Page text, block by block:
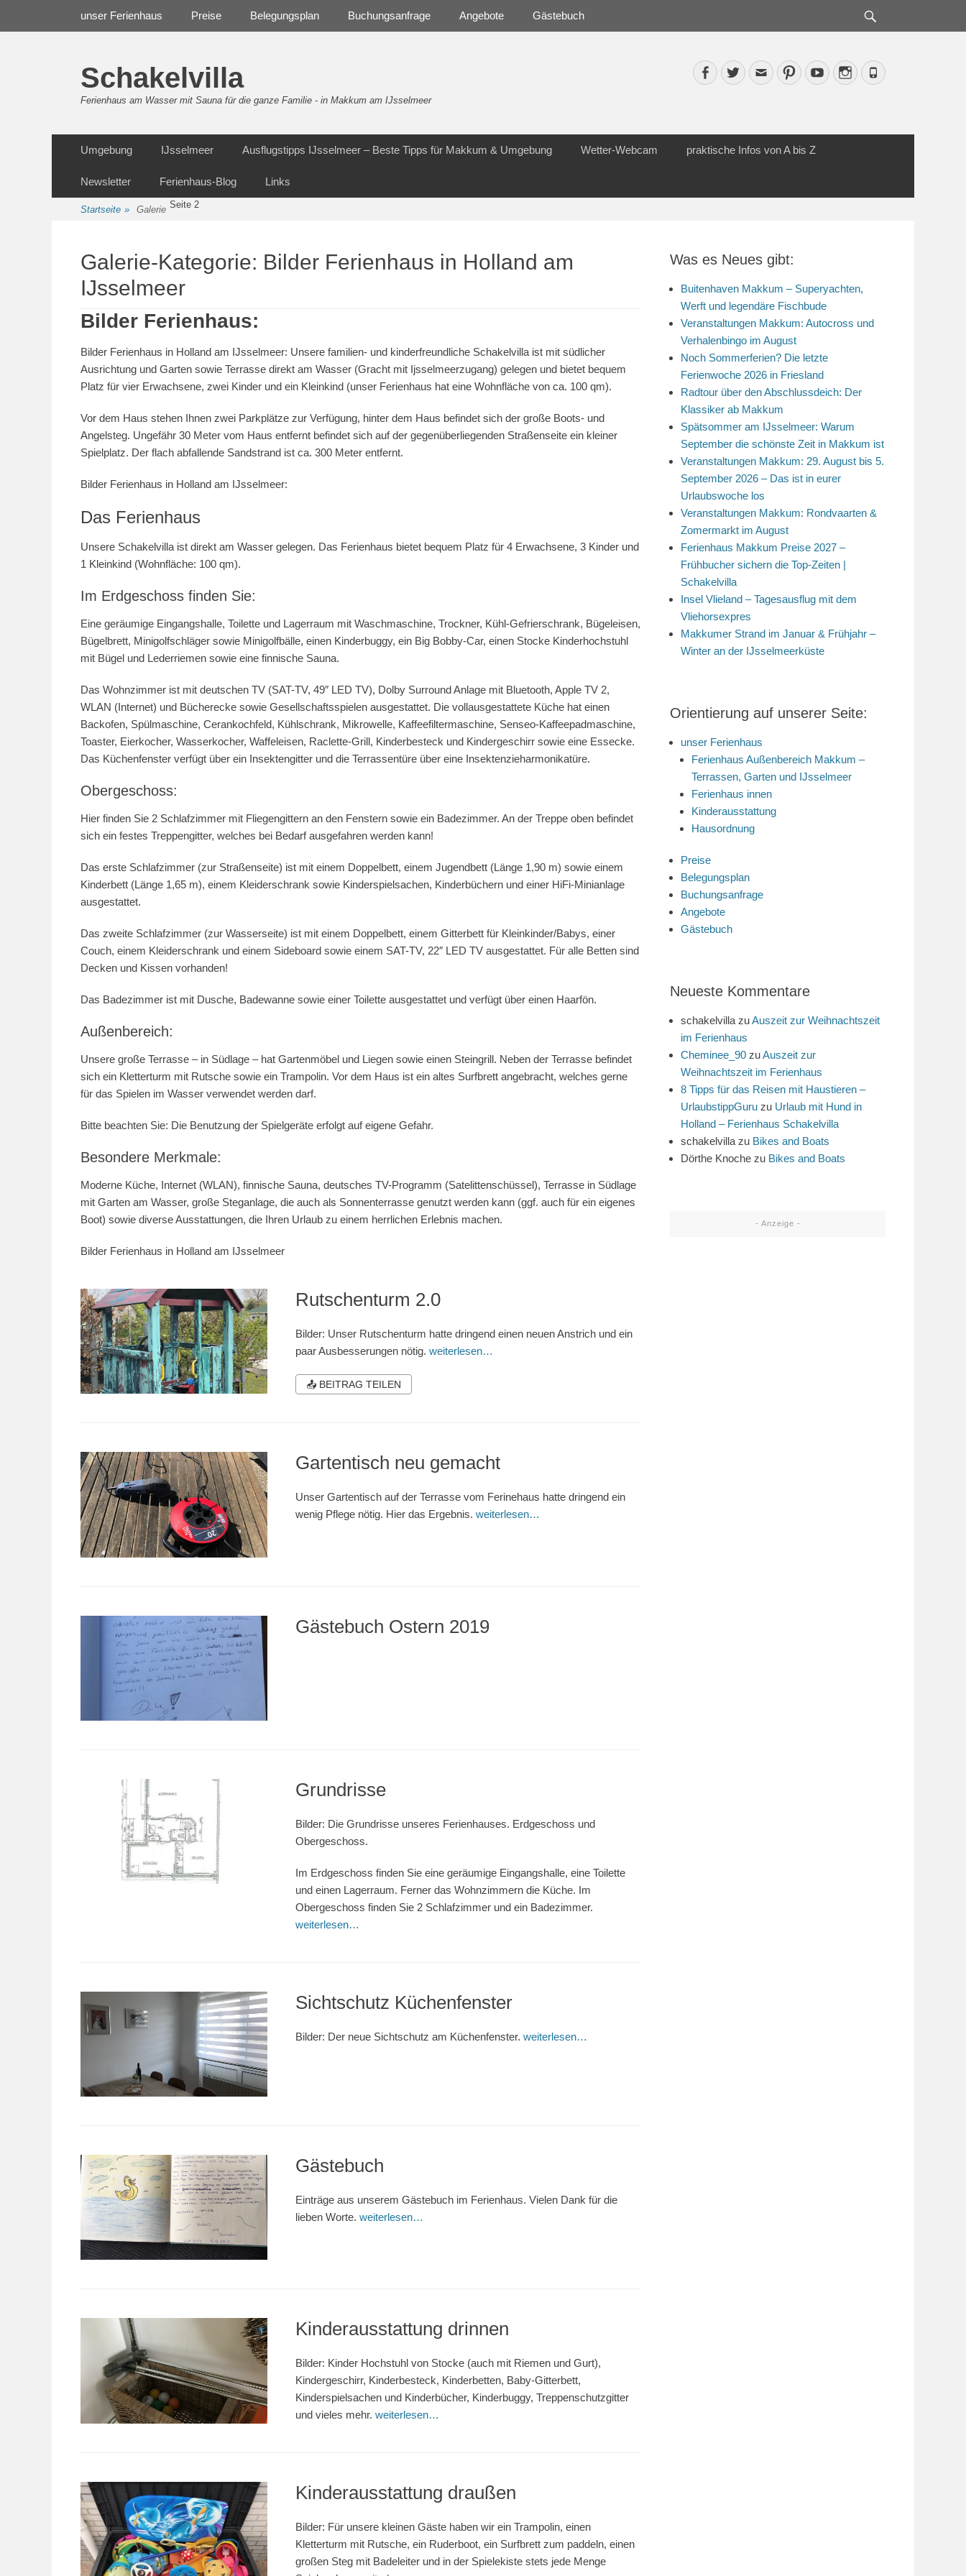
unser Ferienhaus Preise Belegungsplan Buchungsanfrage Angebote Gästebuch
Schakelvilla
Ferienhaus am Wasser mit Sauna für die ganze Familie - in Makkum am IJsselmeer
Facebook
TwitterEmailPinterestYouTubeInstagram
Phone
Inhalt
Umgebung IJsselmeer Ausflugstipps IJsselmeer – Beste Tipps für Makkum & Umgebung Wetter-Webcam praktische Infos von A bis Z
Newsletter Ferienhaus-Blog Links
Startseite » Galerie Seite 2
Galerie-Kategorie: Bilder Ferienhaus in Holland am
IJsselmeer
Bilder Ferienhaus:
Bilder Ferienhaus in Holland am IJsselmeer: Unsere familien- und kinderfreundliche Schakelvilla ist mit südlicher
Ausrichtung und Garten sowie Terrasse direkt am Wasser (Gracht mit Ijsselmeerzugang) gelegen und bietet bequem
Platz für vier Erwachsene, zwei Kinder und ein Kleinkind (unser Ferienhaus hat eine Wohnfläche von ca. 100 qm).
Vor dem Haus stehen Ihnen zwei Parkplätze zur Verfügung, hinter dem Haus befindet sich der große Boots- und
Angelsteg. Ungefähr 30 Meter vom Haus entfernt befindet sich auf der gegenüberliegenden Straßenseite ein kleiner
Spielplatz. Der flach abfallende Sandstrand ist ca. 300 Meter entfernt.
Bilder Ferienhaus in Holland am IJsselmeer:
Das Ferienhaus
Unsere Schakelvilla ist direkt am Wasser gelegen. Das Ferienhaus bietet bequem Platz für 4 Erwachsene, 3 Kinder und
1 Kleinkind (Wohnfläche: 100 qm).
Im Erdgeschoss finden Sie:
Eine geräumige Eingangshalle, Toilette und Lagerraum mit Waschmaschine, Trockner, Kühl-Gefrierschrank, Bügeleisen,
Bügelbrett, Minigolfschläger sowie Minigolfbälle, einen Kinderbuggy, ein Big Bobby-Car, einen Stocke Kinderhochstuhl
mit Bügel und Lederriemen sowie eine finnische Sauna.
Das Wohnzimmer ist mit deutschen TV (SAT-TV, 49″ LED TV), Dolby Surround Anlage mit Bluetooth, Apple TV 2,
WLAN (Internet) und Bücherecke sowie Gesellschaftsspielen ausgestattet. Die vollausgestattete Küche hat einen
Backofen, Spülmaschine, Cerankochfeld, Kühlschrank, Mikrowelle, Kaffeefiltermaschine, Senseo-Kaffeepadmaschine,
Toaster, Eierkocher, Wasserkocher, Waffeleisen, Raclette-Grill, Kinderbesteck und Kindergeschirr sowie eine Essecke.
Das Küchenfenster verfügt über ein Insektengitter und die Terrassentüre über eine Insektenzieharmonikatüre.
Obergeschoss:
Hier finden Sie 2 Schlafzimmer mit Fliegengittern an den Fenstern sowie ein Badezimmer. An der Treppe oben befindet
sich ein festes Treppengitter, welches bei Bedarf ausgefahren werden kann!
Das erste Schlafzimmer (zur Straßenseite) ist mit einem Doppelbett, einem Jugendbett (Länge 1,90 m) sowie einem
Kinderbett (Länge 1,65 m), einem Kleiderschrank sowie Kinderspielsachen, Kinderbüchern und einer HiFi-Minianlage
ausgestattet.
Das zweite Schlafzimmer (zur Wasserseite) ist mit einem Doppelbett, einem Gitterbett für Kleinkinder/Babys, einer
Couch, einem Kleiderschrank und einem Sideboard sowie einem SAT-TV, 22″ LED TV ausgestattet. Für alle Betten sind
Decken und Kissen vorhanden!
Das Badezimmer ist mit Dusche, Badewanne sowie einer Toilette ausgestattet und verfügt über einen Haarfön.
Außenbereich:
Unsere große Terrasse – in Südlage – hat Gartenmöbel und Liegen sowie einen Steingrill. Neben der Terrasse befindet
sich ein Kletterturm mit Rutsche sowie ein Trampolin. Vor dem Haus ist ein altes Surfbrett angebracht, welches gerne
für das Spielen im Wasser verwendet werden darf.
Bitte beachten Sie: Die Benutzung der Spielgeräte erfolgt auf eigene Gefahr.
Besondere Merkmale:
Moderne Küche, Internet (WLAN), finnische Sauna, deutsches TV-Programm (Satelittenschüssel), Terrasse in Südlage
mit Garten am Wasser, große Steganlage, die auch als Sonnenterrasse genutzt werden kann (ggf. auch für ein eigenes
Boot) sowie diverse Ausstattungen, die Ihren Urlaub zu einem herrlichen Erlebnis machen.
Bilder Ferienhaus in Holland am IJsselmeer
Rutschenturm 2.0
Bilder: Unser Rutschenturm hatte dringend einen neuen Anstrich und ein
paar Ausbesserungen nötig. weiterlesen…
📤 BEITRAG TEILEN
Gartentisch neu gemacht
Unser Gartentisch auf der Terrasse vom Ferinehaus hatte dringend ein
wenig Pflege nötig. Hier das Ergebnis. weiterlesen…
Gästebuch Ostern 2019
Grundrisse
Bilder: Die Grundrisse unseres Ferienhauses. Erdgeschoss und
Obergeschoss.
Im Erdgeschoss finden Sie eine geräumige Eingangshalle, eine Toilette
und einen Lagerraum. Ferner das Wohnzimmern die Küche. Im
Obergeschoss finden Sie 2 Schlafzimmer und ein Badezimmer.
weiterlesen…
Sichtschutz Küchenfenster
Bilder: Der neue Sichtschutz am Küchenfenster. weiterlesen…
Gästebuch
Einträge aus unserem Gästebuch im Ferienhaus. Vielen Dank für die
lieben Worte. weiterlesen…
Kinderausstattung drinnen
Bilder: Kinder Hochstuhl von Stocke (auch mit Riemen und Gurt),
Kindergeschirr, Kinderbesteck, Kinderbetten, Baby-Gitterbett,
Kinderspielsachen und Kinderbücher, Kinderbuggy, Treppenschutzgitter
und vieles mehr. weiterlesen…
Kinderausstattung draußen
Bilder: Für unsere kleinen Gäste haben wir ein Trampolin, einen
Kletterturm mit Rutsche, ein Ruderboot, ein Surfbrett zum paddeln, einen
großen Steg mit Badeleiter und in der Spielekiste stets jede Menge
Was es Neues gibt:
Buitenhaven Makkum – Superyachten,
Werft und legendäre Fischbude
Veranstaltungen Makkum: Autocross und
Verhalenbingo im August
Noch Sommerferien? Die letzte
Ferienwoche 2026 in Friesland
Radtour über den Abschlussdeich: Der
Klassiker ab Makkum
Spätsommer am IJsselmeer: Warum
September die schönste Zeit in Makkum ist
Veranstaltungen Makkum: 29. August bis 5.
September 2026 – Das ist in eurer
Urlaubswoche los
Veranstaltungen Makkum: Rondvaarten &
Zomermarkt im August
Ferienhaus Makkum Preise 2027 –
Frühbucher sichern die Top-Zeiten |
Schakelvilla
Insel Vlieland – Tagesausflug mit dem
Vliehorsexpres
Makkumer Strand im Januar & Frühjahr –
Winter an der IJsselmeerküste
Orientierung auf unserer Seite:
unser Ferienhaus
Ferienhaus Außenbereich Makkum –
Terrassen, Garten und IJsselmeer
Ferienhaus innen
Kinderausstattung
Hausordnung
Preise
Belegungsplan
Buchungsanfrage
Angebote
Gästebuch
Neueste Kommentare
schakelvilla zuAuszeit zur Weihnachtszeit
im Ferienhaus
Cheminee_90 zuAuszeit zur
Weihnachtszeit im Ferienhaus
8 Tipps für das Reisen mit Haustieren –
UrlaubstippGuru zu Urlaub mit Hund in
Holland – Ferienhaus Schakelvilla
schakelvilla zu Bikes and Boats
Dörthe Knoche zu Bikes and Boats
- Anzeige -